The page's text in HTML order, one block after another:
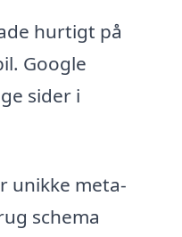
hurtigt på
Google
sider i
unikke meta-
schema